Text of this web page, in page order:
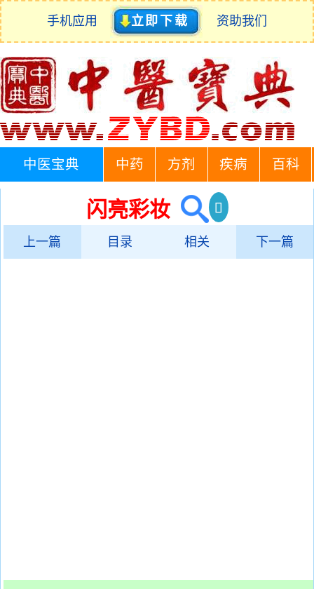
手机应用 立即下载 资助我们
中医宝典 中药 方剂 疾病 百科
闪亮彩妆
上一篇 目录 相关 下一篇